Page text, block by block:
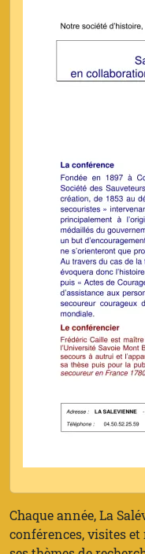
Chaque année, La
conférences, visites